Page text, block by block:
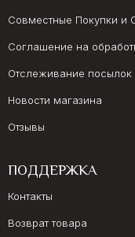
Совместные Покупки и
Соглашение на
Отслеживание посылок
Новости магазина
Отзывы
ПОДДЕРЖКА
Контакты
Возврат товара